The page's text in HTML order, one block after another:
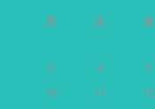
月 火 水
3
4 5
10
11 12